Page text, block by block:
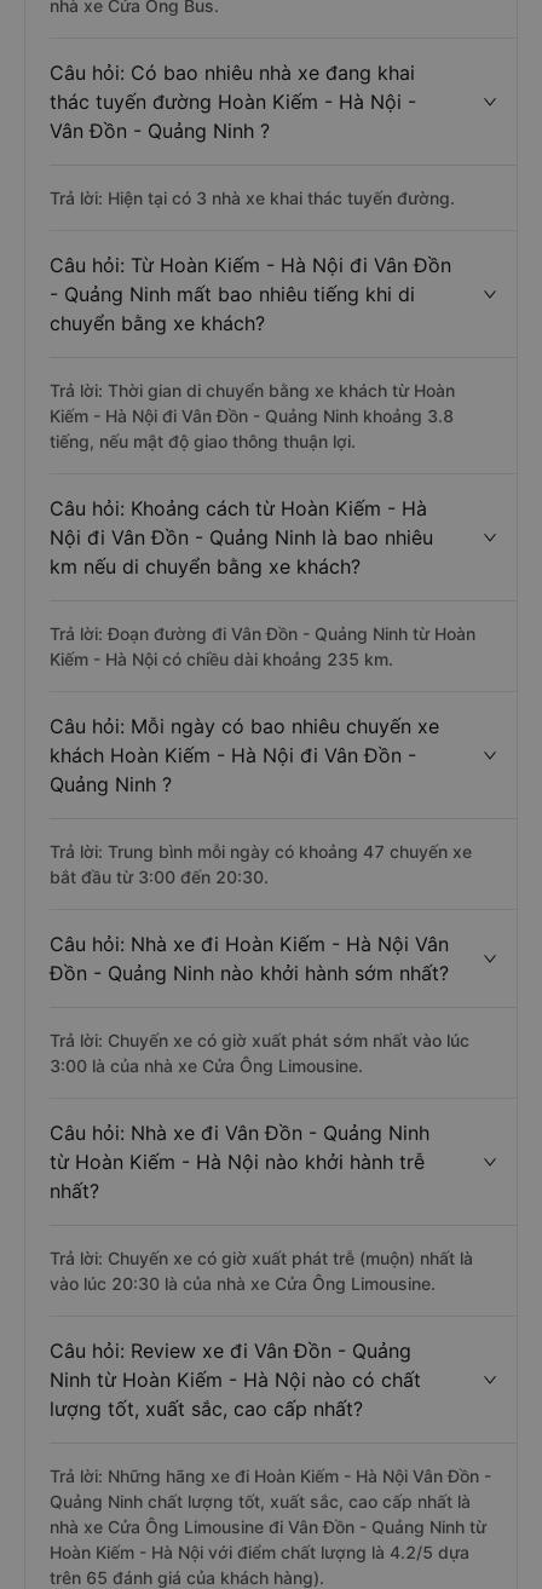
nhà xe Cửa Ông Bus.
Câu hỏi: Có bao nhiêu nhà xe đang khai
thác tuyến đường Hoàn Kiếm - Hà Nội -
Vân Đồn - Quảng Ninh ?
Trả lời: Hiện tại có 3 nhà xe khai thác tuyến đường.
Câu hỏi: Từ Hoàn Kiếm - Hà Nội đi Vân Đồn
- Quảng Ninh mất bao nhiêu tiếng khi di
chuyển bằng xe khách?
Trả lời: Thời gian di chuyển bằng xe khách từ Hoàn
Kiếm - Hà Nội đi Vân Đồn - Quảng Ninh khoảng 3.8
tiếng, nếu mật độ giao thông thuận lợi.
Câu hỏi: Khoảng cách từ Hoàn Kiếm - Hà
Nội đi Vân Đồn - Quảng Ninh là bao nhiêu
km nếu di chuyển bằng xe khách?
Trả lời: Đoạn đường đi Vân Đồn - Quảng Ninh từ Hoàn
Kiếm - Hà Nội có chiều dài khoảng 235 km.
Câu hỏi: Mỗi ngày có bao nhiêu chuyến xe
khách Hoàn Kiếm - Hà Nội đi Vân Đồn -
Quảng Ninh ?
Trả lời: Trung bình mỗi ngày có khoảng 47 chuyến xe
bắt đầu từ 3:00 đến 20:30.
Câu hỏi: Nhà xe đi Hoàn Kiếm - Hà Nội Vân
Đồn - Quảng Ninh nào khởi hành sớm nhất?
Trả lời: Chuyến xe có giờ xuất phát sớm nhất vào lúc
3:00 là của nhà xe Cửa Ông Limousine.
Câu hỏi: Nhà xe đi Vân Đồn - Quảng Ninh
từ Hoàn Kiếm - Hà Nội nào khởi hành trễ
nhất?
Trả lời: Chuyến xe có giờ xuất phát trễ (muộn) nhất là
vào lúc 20:30 là của nhà xe Cửa Ông Limousine.
Câu hỏi: Review xe đi Vân Đồn - Quảng
Ninh từ Hoàn Kiếm - Hà Nội nào có chất
lượng tốt, xuất sắc, cao cấp nhất?
Trả lời: Những hãng xe đi Hoàn Kiếm - Hà Nội Vân Đồn -
Quảng Ninh chất lượng tốt, xuất sắc, cao cấp nhất là
nhà xe Cửa Ông Limousine đi Vân Đồn - Quảng Ninh từ
Hoàn Kiếm - Hà Nội với điểm chất lượng là 4.2/5 dựa
trên 65 đánh giá của khách hàng).